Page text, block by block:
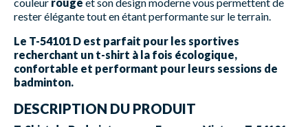
rester élégante tout en étant performante sur le terrain.
Le T-54101 D est parfait pour les sportives
recherchant un t-shirt à la fois écologique,
confortable et performant pour leurs sessions de
badminton.
DESCRIPTION DU PRODUIT